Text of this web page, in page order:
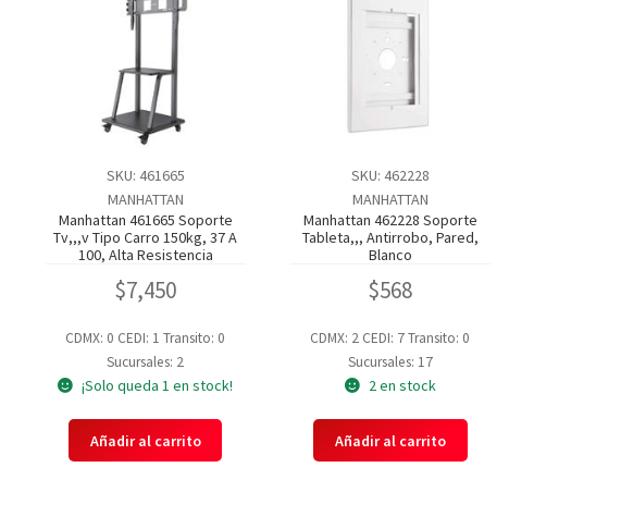
SKU: 461665
MANHATTAN
Manhattan 461665 Soporte
Tv,,,v Tipo Carro 150kg, 37 A
100, Alta Resistencia
$7,450
CDMX: 0 CEDI: 1Transito: 0
Sucursales: 2
¡Solo queda 1 en stock!
Añadir al carrito
SKU: 462228
MANHATTAN
Manhattan 462228 Soporte
Tableta,,, Antirrobo, Pared,
Blanco
$568
CDMX: 2 CEDI: 7Transito: 0
Sucursales: 17
2 en stock
Añadir al carrito